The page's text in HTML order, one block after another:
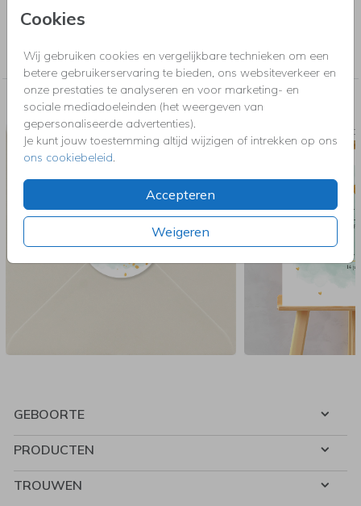
Cookies
Wij gebruiken cookies en vergelijkbare technieken om een
betere gebruikerservaring te bieden, ons websiteverkeer en
onze prestaties te analyseren en voor marketing- en
sociale mediadoeleinden (het weergeven van
gepersonaliseerde advertenties).
Je kunt jouw toestemming altijd wijzigen of intrekken op ons
ons cookiebeleid.
Accepteren
Weigeren
Trouwkaarten, Save the Date, menukaarten en bedankkaartjes
Nog meer in deze stijl voor jou
GEBOORTE
PRODUCTEN
TROUWEN